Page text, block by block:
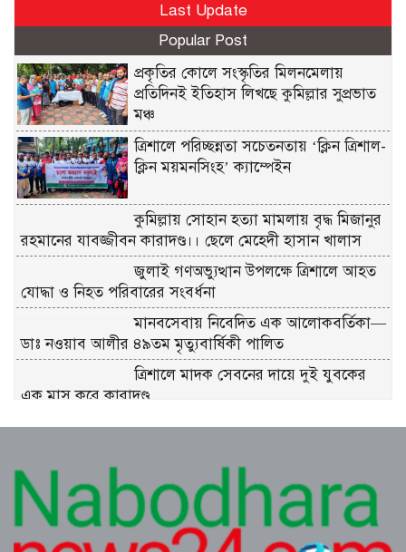
Last Update
Popular Post
প্রকৃতির কোলে সংস্কৃতির মিলনমেলায়
প্রতিদিনই ইতিহাস লিখছে কুমিল্লার সুপ্রভাত
মঞ্চ
ত্রিশালে পরিচ্ছন্নতা সচেতনতায় ‘ক্লিন ত্রিশাল-
ক্লিন ময়মনসিংহ’ ক্যাম্পেইন
কুমিল্লায় সোহান হত্যা মামলায় বৃদ্ধ মিজানুর
রহমানের যাবজ্জীবন কারাদণ্ড।। ছেলে মেহেদী হাসান খালাস
জুলাই গণঅভ্যুত্থান উপলক্ষে ত্রিশালে আহত
যোদ্ধা ও নিহত পরিবারের সংবর্ধনা
মানবসেবায় নিবেদিত এক আলোকবর্তিকা—
ডাঃ নওয়াব আলীর ৪৯তম মৃত্যুবার্ষিকী পালিত
ত্রিশালে মাদক সেবনের দায়ে দুই যুবকের
এক মাস করে কারাদণ্ড
শ্রীনগরে বিদ্যুতের অতিরিক্ত বিল বিপাকে
কুমিল্লা ধর্মসাগর পাড় মঞ্চের প্রাণবন্ত চা-চক্র
ও বর্ষার খিচুড়ি আড্ডা